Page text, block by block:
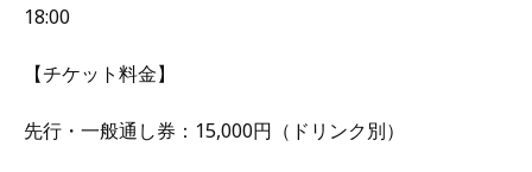
18:00
【チケット料金】
先行・一般通し券：15,000円（ドリンク別）